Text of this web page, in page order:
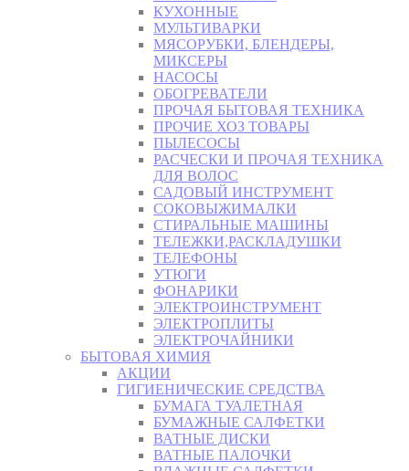
КУХОННЫЕ
МУЛЬТИВАРКИ
МЯСОРУБКИ, БЛЕНДЕРЫ,
МИКСЕРЫ
НАСОСЫ
ОБОГРЕВАТЕЛИ
ПРОЧАЯ БЫТОВАЯ ТЕХНИКА
ПРОЧИЕ ХОЗ ТОВАРЫ
ПЫЛЕСОСЫ
РАСЧЕСКИ И ПРОЧАЯ ТЕХНИКА
ДЛЯ ВОЛОС
САДОВЫЙ ИНСТРУМЕНТ
СОКОВЫЖИМАЛКИ
СТИРАЛЬНЫЕ МАШИНЫ
ТЕЛЕЖКИ,РАСКЛАДУШКИ
ТЕЛЕФОНЫ
УТЮГИ
ФОНАРИКИ
ЭЛЕКТРОИНСТРУМЕНТ
ЭЛЕКТРОПЛИТЫ
ЭЛЕКТРОЧАЙНИКИ
БЫТОВАЯ ХИМИЯ
АКЦИИ
ГИГИЕНИЧЕСКИЕ СРЕДСТВА
БУМАГА ТУАЛЕТНАЯ
БУМАЖНЫЕ САЛФЕТКИ
ВАТНЫЕ ДИСКИ
ВАТНЫЕ ПАЛОЧКИ